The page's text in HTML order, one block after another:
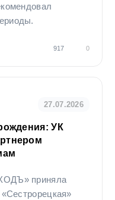
917 0
27.07.2026
УК
приняла